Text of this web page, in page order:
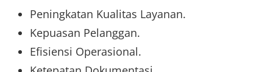
Peningkatan Kualitas Layanan.
Kepuasan Pelanggan.
Efisiensi Operasional.